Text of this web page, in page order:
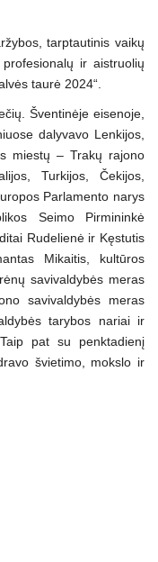
tarptautinis vaikų
ir aistruolių
taurė 2024“.
Šventinėje eisenoje,
dalyvavo Lenkijos,
miestų – Trakų rajono
Turkijos, Čekijos,
Parlamento narys
Seimo Pirmininkė
Rudelienė ir Kęstutis
Mikaitis, kultūros
savivaldybės meras
savivaldybės meras
tarybos nariai ir
pat su penktadienį
švietimo, mokslo ir